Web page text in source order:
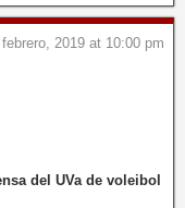
2019 at 10:00 pm
del UVa de voleibol